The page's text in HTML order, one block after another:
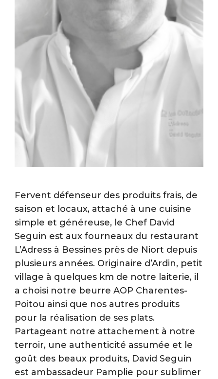
Fervent défenseur des produits frais, de
saison et locaux, attaché à une cuisine
simple et généreuse, le Chef David
Seguin est aux fourneaux du restaurant
L’Adress à Bessines près de Niort depuis
plusieurs années. Originaire d’Ardin, petit
village à quelques km de notre laiterie, il
a choisi notre beurre AOP Charentes-
Poitou ainsi que nos autres produits
pour la réalisation de ses plats.
Partageant notre attachement à notre
terroir, une authenticité assumée et le
goût des beaux produits, David Seguin
est ambassadeur Pamplie pour sublimer